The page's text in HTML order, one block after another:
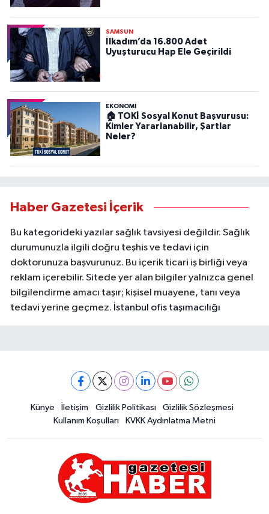
SAMSUN
İlkadım’da 16.800 Adet
Uyuşturucu Hap Ele Geçirildi
EKONOMİ
🏠 TOKİ Sosyal Konut Başvurusu:
Kimler Yararlanabilir, Şartlar
Neler?
Haber Gazetesi İçerik
Bu kategorideki yazılar sağlık tavsiyesi değildir. Sağlık
durumunuzla ilgili doğru teşhis ve tedavi için
doktorunuza başvurunuz. Bu içerik ticari iş birliği veya
reklam içerebilir. Sitede yer alan bilgiler yalnızca genel
bilgilendirme amacı taşır; kişisel muayene, tanı veya
tedavi yerine geçmez. İstanbul ofis taşımacılığı
Künye İletişim Gizlilik Politikası
Gizlilik Sözleşmesi
Kullanım Koşulları
KVKK Aydınlatma Metni